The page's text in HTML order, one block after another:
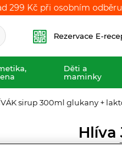
299 Kč při osobním
299 Kč při osobním
Rezervace E-
Děti a
maminky
sirup 300ml glukany +
Hlíva